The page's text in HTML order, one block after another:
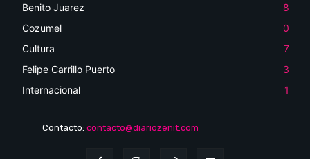
Benito Juarez
8
Cozumel
0
Cultura
7
Felipe Carrillo Puerto
3
Internacional
1
Contacto: contacto@diariozenit.com